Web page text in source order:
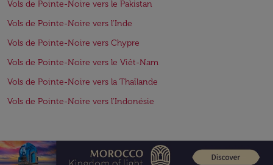
Vols de Pointe-Noire vers le Pakistan
Vols de Pointe-Noire vers l'Inde
Vols de Pointe-Noire vers Chypre
Vols de Pointe-Noire vers le Viêt-Nam
Vols de Pointe-Noire vers la Thaïlande
Vols de Pointe-Noire vers l'Indonésie